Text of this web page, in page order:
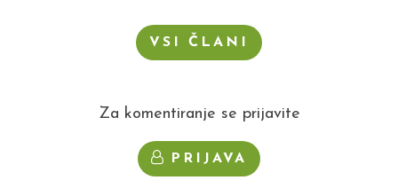
VSI ČLANI
Za komentiranje se prijavite
PRIJAVA